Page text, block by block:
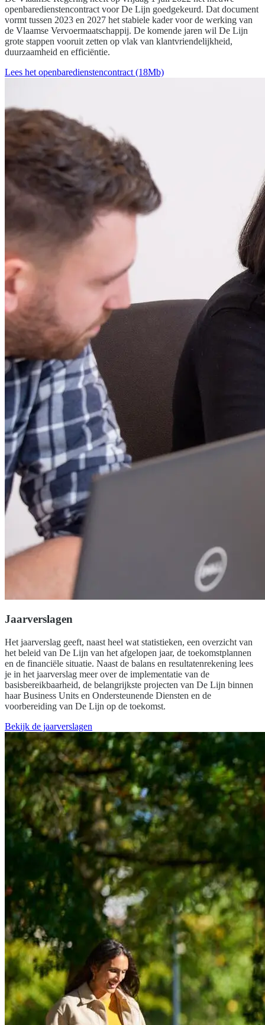
openbaredienstencontract voor De Lijn goedgekeurd. Dat document
vormt tussen 2023 en 2027 het stabiele kader voor de werking van
de Vlaamse Vervoermaatschappij. De komende jaren wil De Lijn
grote stappen vooruit zetten op vlak van klantvriendelijkheid,
duurzaamheid en efficiëntie.
Lees het openbaredienstencontract (18Mb)
Jaarverslagen
Het jaarverslag geeft, naast heel wat statistieken, een overzicht van
het beleid van De Lijn van het afgelopen jaar, de toekomstplannen
en de financiële situatie. Naast de balans en resultatenrekening lees
je in het jaarverslag meer over de implementatie van de
basisbereikbaarheid, de belangrijkste projecten van De Lijn binnen
haar Business Units en Ondersteunende Diensten en de
voorbereiding van De Lijn op de toekomst.
Bekijk de jaarverslagen